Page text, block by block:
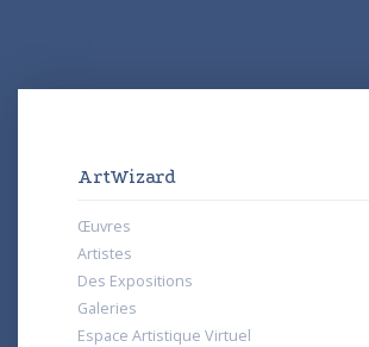
ArtWizard
Œuvres
Artistes
Des Expositions
Galeries
Espace Artistique Virtuel